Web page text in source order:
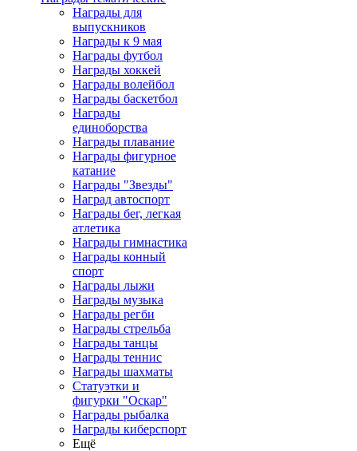
Награды для
выпускников
Награды к 9 мая
Награды футбол
Награды хоккей
Награды волейбол
Награды баскетбол
Награды
единоборства
Награды плавание
Награды фигурное
катание
Награды "Звезды"
Наград автоспорт
Награды бег, легкая
атлетика
Награды гимнастика
Награды конный
спорт
Награды лыжи
Награды музыка
Награды регби
Награды стрельба
Награды танцы
Награды теннис
Награды шахматы
Статуэтки и
фигурки "Оскар"
Награды рыбалка
Награды киберспорт
Ещё